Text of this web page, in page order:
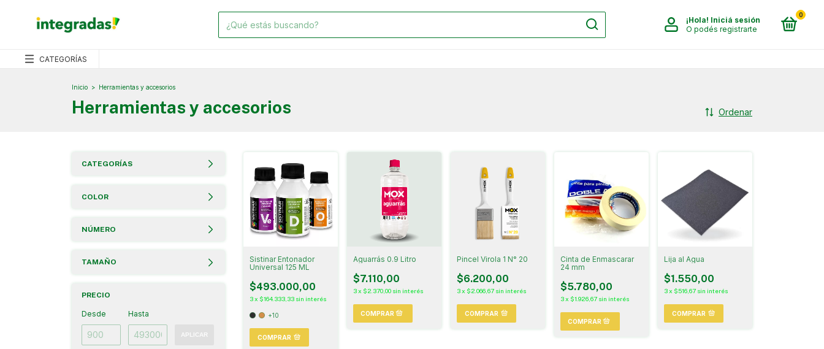
¡Hola! Iniciá sesión
O podés registrarte
0
CATEGORÍAS
Inicio > Herramientas y accesorios
Herramientas y accesorios Ordenar
CATEGORÍAS
COLOR
NÚMERO
TAMAÑO
PRECIO
Desde Hasta
APLICAR
Sistinar Entonador
Universal 125 ML
$493.000,00
3x $164.333,33 sin interés
+10
COMPRAR
Aguarrás 0.9 Litro
$7.110,00
3x $2.370,00 sin interés
Pincel Virola 1 N° 20
$6.200,00
3x $2.066,67 sin interés
COMPRAR
Cinta de Enmascarar
24 mm
$5.780,00
3x $1.926,67 sin interés
Lija al Agua
$1.550,00
3x $516,67 sin interés
COMPRAR